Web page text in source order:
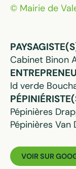
© Mairie de
Cabinet Binon
Id verde
Pépinières
Pépinières Van
VOIR SUR